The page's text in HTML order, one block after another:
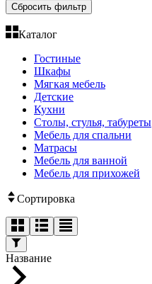
Сбросить фильтр
Каталог
Гостиные
Шкафы
Мягкая мебель
Детские
Кухни
Столы, стулья, табуреты
Мебель для спальни
Матрасы
Мебель для ванной
Мебель для прихожей
Сортировка
Название